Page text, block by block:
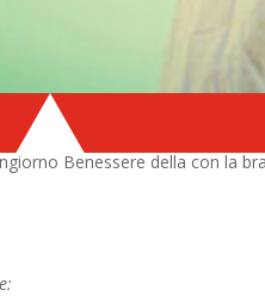
Benessere della con la